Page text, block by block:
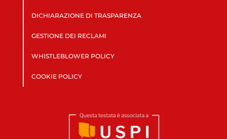
DICHIARAZIONE DI TRASPARENZA
GESTIONE DEI RECLAMI
WHISTLEBLOWER POLICY
COOKIE POLICY